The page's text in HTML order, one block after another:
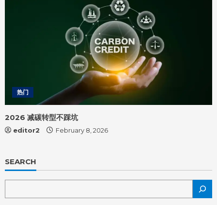
热门
2026 减碳转型不踩坑
editor2 February 8, 2026
SEARCH